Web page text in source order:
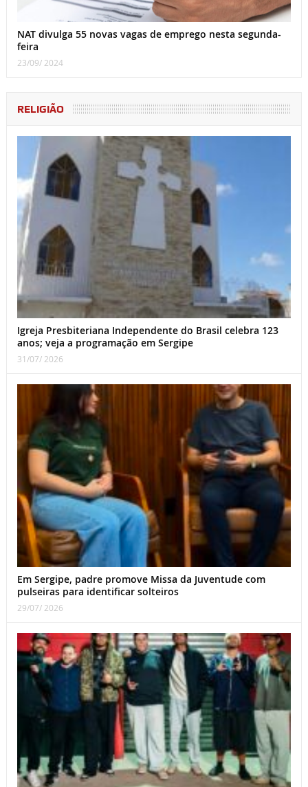
NAT divulga 55 novas vagas de emprego nesta segunda-
feira
23/09/ 2024
RELIGIÃO
Igreja Presbiteriana Independente do Brasil celebra 123
anos; veja a programação em Sergipe
31/07/ 2026
Em Sergipe, padre promove Missa da Juventude com
pulseiras para identificar solteiros
29/07/ 2026